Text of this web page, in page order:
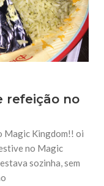
refeição no
Magic Kingdom!! oi
no Magic
sozinha, sem